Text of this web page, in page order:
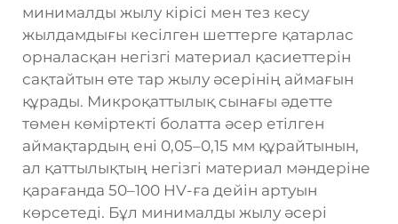
минималды жылу кірісі мен тез кесу
жылдамдығы кесілген шеттерге қатарлас
орналасқан негізгі материал қасиеттерін
сақтайтын өте тар жылу әсерінің аймағын
құрады. Микроқаттылық сынағы әдетте
төмен көміртекті болатта әсер етілген
аймақтардың ені 0,05–0,15 мм құрайтынын,
ал қаттылықтың негізгі материал мәндеріне
қарағанда 50–100 HV-ға дейін артуын
көрсетеді. Бұл минималды жылу әсері